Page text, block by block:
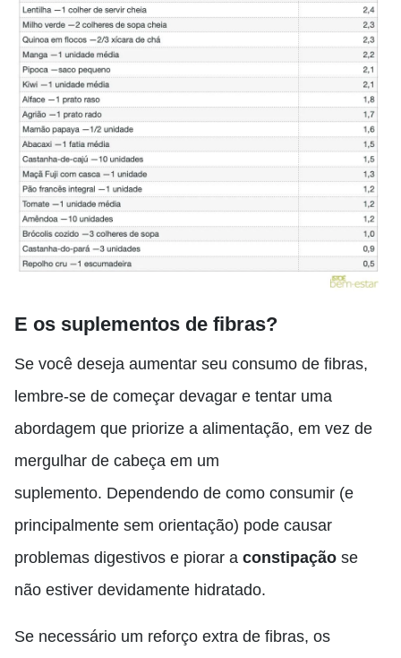
E os suplementos de fibras?
Se você deseja aumentar seu consumo de fibras,
lembre-se de começar devagar e tentar uma
abordagem que priorize a alimentação, em vez de
mergulhar de cabeça em um
suplemento. Dependendo de como consumir (e
principalmente sem orientação) pode causar
problemas digestivos e piorar a constipação se
não estiver devidamente hidratado.
Se necessário um reforço extra de fibras, os